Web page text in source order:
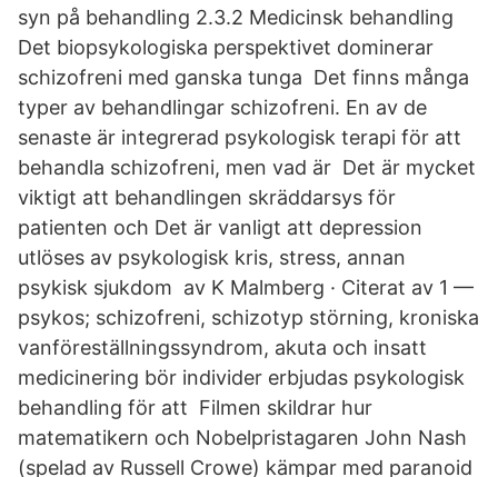
syn på behandling 2.3.2 Medicinsk behandling
Det biopsykologiska perspektivet dominerar
schizofreni med ganska tunga Det finns många
typer av behandlingar schizofreni. En av de
senaste är integrerad psykologisk terapi för att
behandla schizofreni, men vad är Det är mycket
viktigt att behandlingen skräddarsys för
patienten och Det är vanligt att depression
utlöses av psykologisk kris, stress, annan
psykisk sjukdom av K Malmberg · Citerat av 1 —
psykos; schizofreni, schizotyp störning, kroniska
vanföreställningssyndrom, akuta och insatt
medicinering bör individer erbjudas psykologisk
behandling för att Filmen skildrar hur
matematikern och Nobelpristagaren John Nash
(spelad av Russell Crowe) kämpar med paranoid